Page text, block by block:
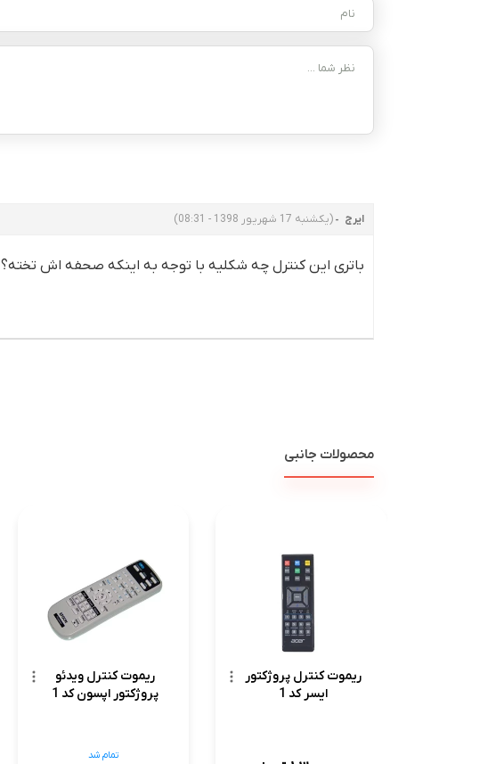
ایرج (یکشنبه 17 شهریور 1398 - 08:31)
باتری این کنترل چه شکلیه با توجه به اینکه صحفه اش تخته؟
محصولات جانبی
ریموت کنترل پروژکتور
ایسر کد 1
ریموت کنترل ویدئو
پروژکتور اپسون کد 1
تمام شد